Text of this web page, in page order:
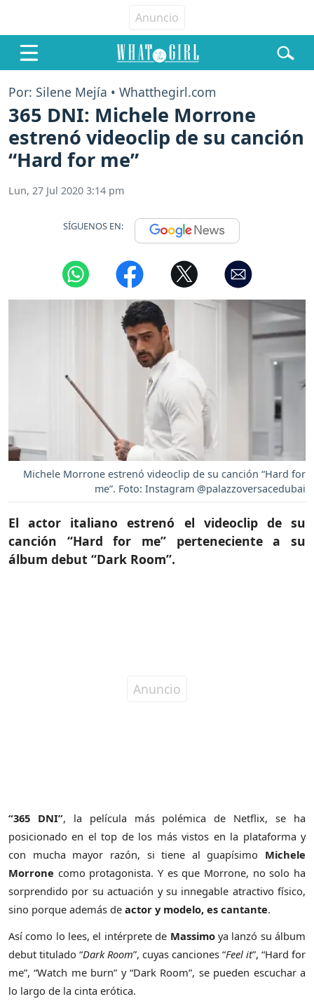
Por: Silene Mejía • Whatthegirl.com
365 DNI: Michele Morrone
estrenó videoclip de su canción
“Hard for me”
Lun, 27 Jul 2020 3:14 pm
SÍGUENOS EN:
Michele Morrone estrenó videoclip de su canción “Hard for
me”. Foto: Instagram @palazzoversacedubai
El actor italiano estrenó el videoclip de su
canción “Hard for me” perteneciente a su
álbum debut “Dark Room”.
“365 DNI”, la película más polémica de Netflix, se ha
posicionado en el top de los más vistos en la plataforma y
con mucha mayor razón, si tiene al guapísimo Michele
Morrone como protagonista. Y es que Morrone, no solo ha
sorprendido por su actuación y su innegable atractivo físico,
sino porque además de actor y modelo, es cantante.
Así como lo lees, el intérprete de Massimoya lanzó su álbum
debut titulado “Dark Room”, cuyas canciones “Feel it”, “Hard for
me”, “Watch me burn” y “Dark Room”, se pueden escuchar a
lo largo de la cinta erótica.